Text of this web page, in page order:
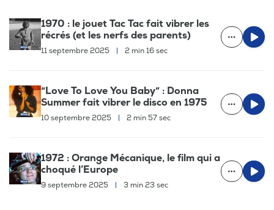
1970 : le jouet Tac Tac fait vibrer les
récrés (et les nerfs des parents)
11 septembre 2025 | 2 min 16 sec
“Love To Love You Baby” : Donna
Summer fait vibrer le disco en 1975
10 septembre 2025 | 2 min 57 sec
1972 : Orange Mécanique, le film qui a
choqué l’Europe
9 septembre 2025 | 3 min 23 sec